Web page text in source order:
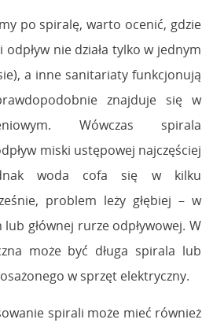
po spiralę, warto ocenić, gdzie
odpływ nie działa tylko w jednym
a inne sanitariaty funkcjonują
znajduje się w
Wówczas spirala
miski ustępowej najczęściej
woda cofa się w kilku
problem leży głębiej – w
głównej rurze odpływowej. W
może być długa spirala lub
w sprzęt elektryczny.
spirali może mieć również